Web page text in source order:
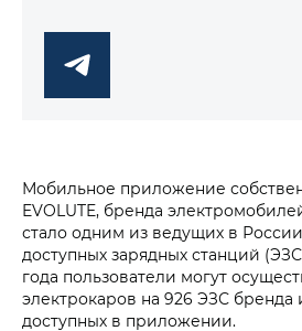
Мобильное приложение
EVOLUTE, бренда
стало одним из ведущих в
доступных зарядных станций
года пользователи могут
электрокаров на 926 ЭЗС бренда
доступных в приложении.